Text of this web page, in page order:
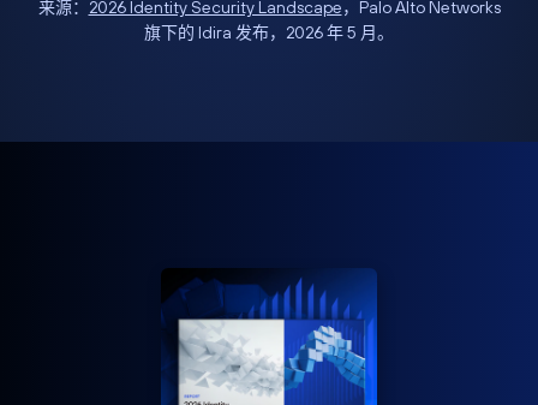
来源： 2026 Identity Security Landscape，Palo Alto Networks
旗下的 Idira 发布，2026 年 5 月。